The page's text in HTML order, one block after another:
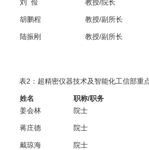
刘 俭 教授/院长
胡鹏程 教授/副所长
陆振刚 教授/副所长
表2 ：超精密仪器技术及智能化工信部重
姓名 职称/职务
姜会林
院士
蒋庄德 院士
戴琼海 院士